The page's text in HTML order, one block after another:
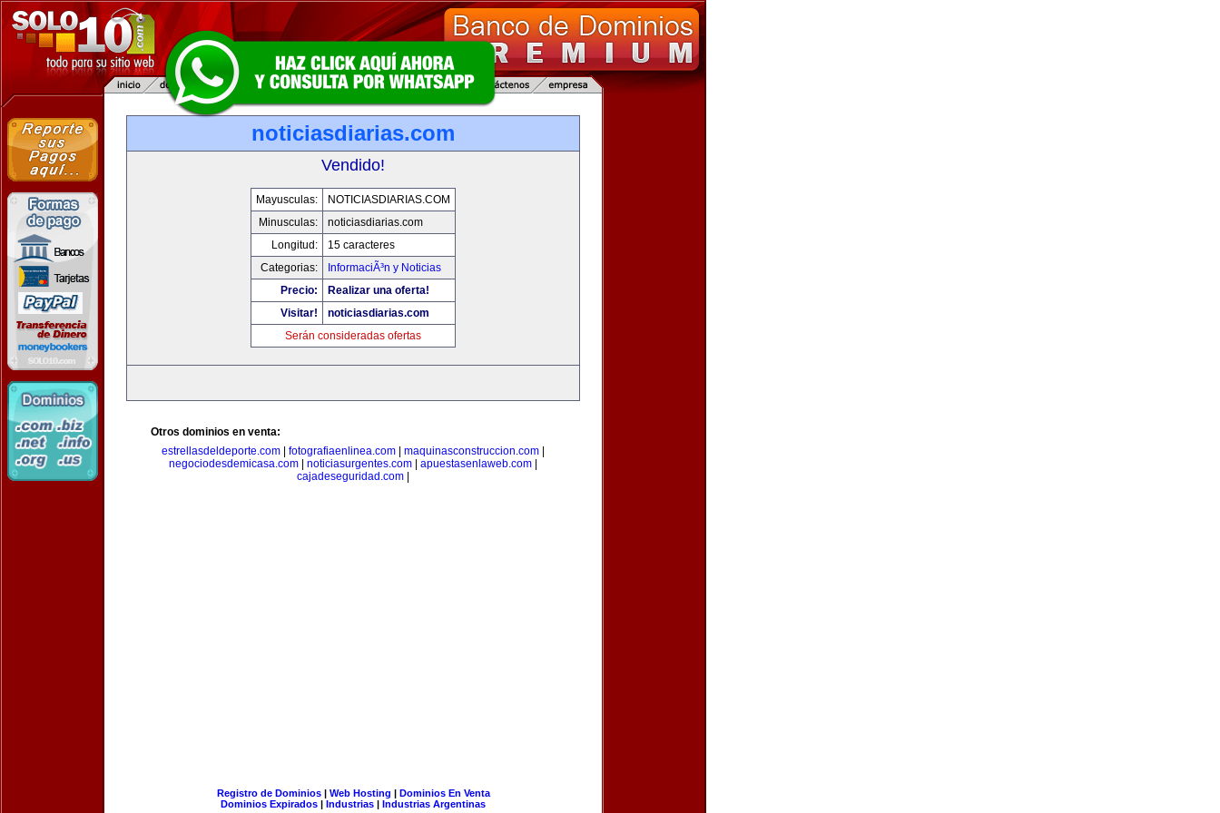
noticiasdiarias.com
Vendido!
Mayusculas:
NOTICIASDIARIAS.COM
Minusculas:
noticiasdiarias.com
Longitud:
15 caracteres
Categorias:
InformaciÃ³n y Noticias
Precio:
Realizar una oferta!
Visitar!
noticiasdiarias.com
Serán consideradas ofertas
Otros dominios en venta:
estrellasdeldeporte.com
fotografiaenlinea.com maquinasconstruccion.com
negociodesdemicasa.com
noticiasurgentes.com apuestasenlaweb.com
cajadeseguridad.com
Registro de Dominios| Web Hosting | Dominios En Venta
Dominios Expirados | Industrias | Industrias Argentinas